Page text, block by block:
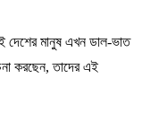
দেশের মানুষ এখন ডাল-ভাত
করছেন, তাদের এই